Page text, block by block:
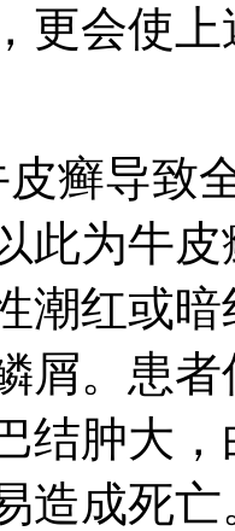
更会使
癣导致
此为牛
潮红或
屑。患
结肿大
造成死